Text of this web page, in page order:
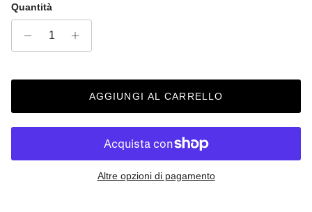
Quantità
AGGIUNGI AL CARRELLO
Altre opzioni di pagamento